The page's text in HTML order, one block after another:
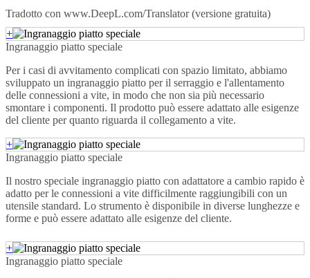
Tradotto con www.DeepL.com/Translator (versione gratuita)
+
Ingranaggio piatto speciale
Per i casi di avvitamento complicati con spazio limitato, abbiamo
sviluppato un ingranaggio piatto per il serraggio e l'allentamento
delle connessioni a vite, in modo che non sia più necessario
smontare i componenti. Il prodotto può essere adattato alle esigenze
del cliente per quanto riguarda il collegamento a vite.
+
Ingranaggio piatto speciale
Il nostro speciale ingranaggio piatto con adattatore a cambio rapido è
adatto per le connessioni a vite difficilmente raggiungibili con un
utensile standard. Lo strumento è disponibile in diverse lunghezze e
forme e può essere adattato alle esigenze del cliente.
+
Ingranaggio piatto speciale